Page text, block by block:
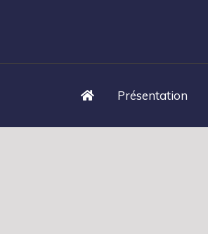
Présentation